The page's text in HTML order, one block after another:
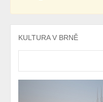
Info z města
KULTURA V BRNĚ